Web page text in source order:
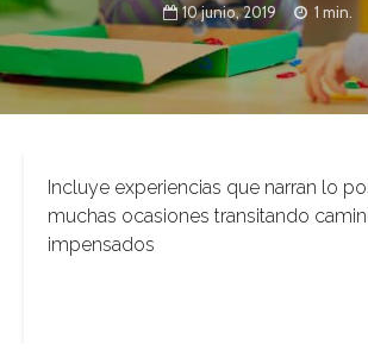
10 junio, 2019 1 min.
Incluye experiencias que narran lo
muchas ocasiones transitando
impensados